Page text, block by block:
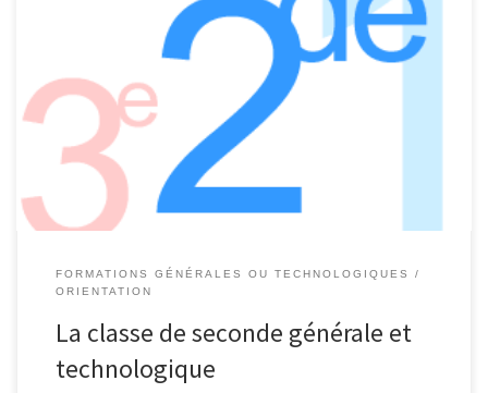
La seconde générale et technologique est marquée par le choix
d'enseignements d'exploration, à côté des enseignements
communs.
FORMATIONS GÉNÉRALES OU TECHNOLOGIQUES
ORIENTATION
La classe de seconde générale et
technologique